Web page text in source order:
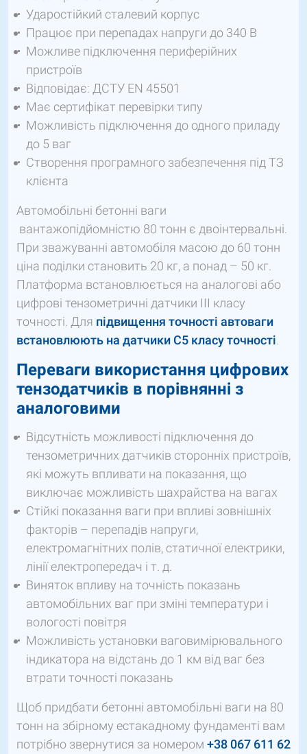
Ударостійкий сталевий корпус
Працює при перепадах напруги до 340 В
Можливе підключення периферійних
пристроїв
Відповідає: ДСТУ EN 45501
Має сертифікат перевірки типу
Можливість підключення до одного приладу
до 5 ваг
Створення програмного забезпечення під ТЗ
клієнта
Автомобільні бетонні ваги
вантажопідйомністю 80 тонн є двоінтервальні.
При зважуванні автомобіля масою до 60 тонн
ціна поділки становить 20 кг, а понад – 50 кг.
Платформа встановлюється на аналогові або
цифрові тензометричні датчики III класу
точності. Для підвищення точності автоваги
встановлюють на датчики С5 класу точності.
Переваги використання цифрових
тензодатчиків в порівнянні з
аналоговими
Відсутність можливості підключення до
тензометричних датчиків сторонніх пристроїв,
які можуть впливати на показання, що
виключає можливість шахрайства на вагах
Стійкі показання ваги при впливі зовнішніх
факторів – перепадів напруги,
електромагнітних полів, статичної електрики,
лінії електропередач і т. д.
Виняток впливу на точність показань
автомобільних ваг при зміні температури і
вологості повітря
Можливість установки ваговимірювального
індикатора на відстань до 1 км від ваг без
втрати точності показань
Щоб придбати бетонні автомобільні ваги на 80
тонн на збірному естакадному фундаменті вам
потрібно звернутися за номером +38 067 611 62